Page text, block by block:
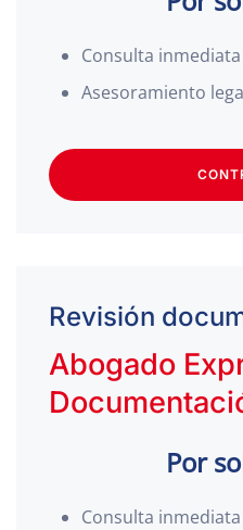
Consulta inmediata
Asesoramiento
Revisión
Abogado
Por
Consulta inmediata